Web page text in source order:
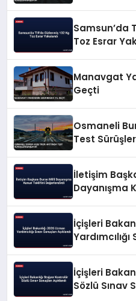
Samsun’da
Toz Esrar
Manavgat
Geçti
Osmaneli
Test
İletişim
Dayanışma
İçişleri
İçişleri
Sözlü Sınav